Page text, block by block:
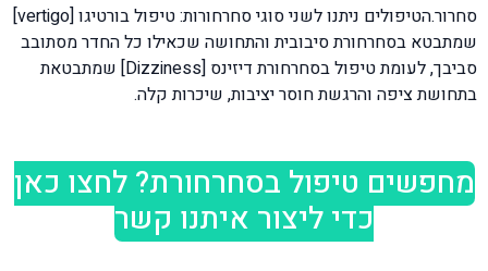
סחרור.הטיפולים ניתנו לשני סוגי סחרחורות: טיפול בורטיגו [vertigo]
שמתבטא בסחרחורת סיבובית והתחושה שכאילו כל החדר מסתובב
סביבך, לעומת טיפול בסחרחורת דיזינס [Dizziness] שמתבטאת
בתחושת ציפה והרגשת חוסר יציבות, שיכרות קלה.
מחפשים טיפול בסחרחורת? לחצו כאן
כדי ליצור איתנו קשר